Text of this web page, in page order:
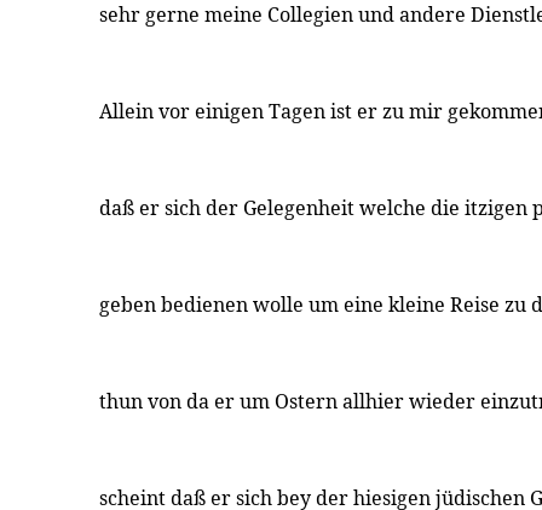
sehr gerne meine Collegien und andere
Allein vor einigen Tagen ist er zu mir
daß er sich der Gelegenheit welche die itzigen
geben bedienen wolle um eine kleine Reise zu
thun von da er um Ostern allhier wieder
scheint daß er sich bey der hiesigen jüdischen